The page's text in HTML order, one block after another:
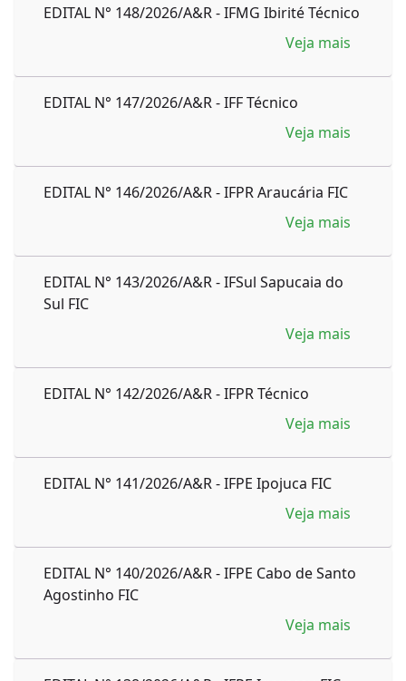
EDITAL N° 148/2026/A&R - IFMG Ibirité Técnico
Veja mais
EDITAL N° 147/2026/A&R - IFF Técnico
Veja mais
EDITAL N° 146/2026/A&R - IFPR Araucária FIC
Veja mais
EDITAL N° 143/2026/A&R - IFSul Sapucaia do
Sul FIC
Veja mais
EDITAL N° 142/2026/A&R - IFPR Técnico
Veja mais
EDITAL N° 141/2026/A&R - IFPE Ipojuca FIC
Veja mais
EDITAL N° 140/2026/A&R - IFPE Cabo de Santo
Agostinho FIC
Veja mais